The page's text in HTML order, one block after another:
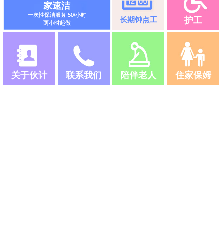
家速洁
一次性保洁服务 50/小时
两小时起做
长期钟点工 护工
关于伙计 联系我们 陪伴老人 住家保姆